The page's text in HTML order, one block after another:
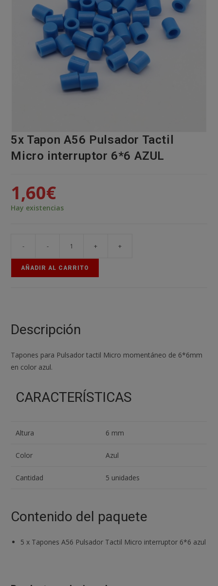
5x Tapon A56 Pulsador Tactil
Micro interruptor 6*6 AZUL
1,60€
Hay existencias
- - + +
AÑADIR AL CARRITO
Descripción
Tapones para Pulsador tactil Micro momentáneo de 6*6mm
en color azul.
CARACTERÍSTICAS
Altura 6 mm
Color Azul
Cantidad 5 unidades
Contenido del paquete
5 x Tapones A56 Pulsador Tactil Micro interruptor 6*6 azul